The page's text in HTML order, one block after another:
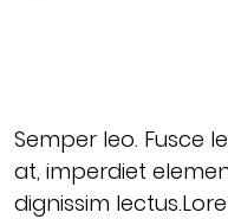
Semper leo. Fusce
at, imperdiet
dignissim